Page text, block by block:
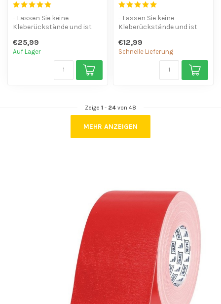
- Lassen Sie keine
Kleberückstände und ist
- Leicht von der Hand zu...
€25,99
Auf Lager
- Lassen Sie keine
Kleberückstände und ist
- Leicht von der Hand z...
€12,99
Schnelle Lieferung
Zeige 1 - 24 von 48
MEHR ANZEIGEN